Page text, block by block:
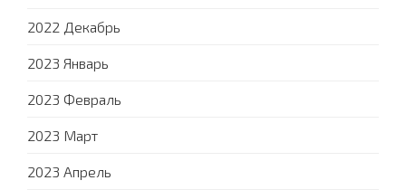
2022 Декабрь
2023 Январь
2023 Февраль
2023 Март
2023 Апрель